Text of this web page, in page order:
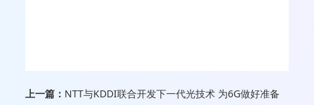
上一篇： NTT与KDDI联合开发下一代光技术 为6G做好准备